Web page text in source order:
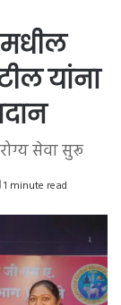
मधील
यांना
सेवा सुरू
1 minute read